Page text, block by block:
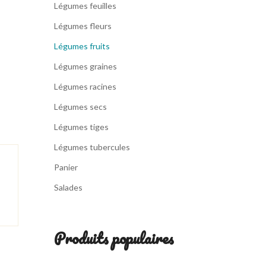
Légumes feuilles
Légumes fleurs
Légumes fruits
Légumes graines
Légumes racines
Légumes secs
Légumes tiges
Légumes tubercules
Panier
Salades
Produits populaires